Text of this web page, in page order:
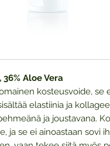
Aloe Vera
kosteusvoide, se
elastiinia ja
ja joustavana.
ja se ei ainoastaan sovi